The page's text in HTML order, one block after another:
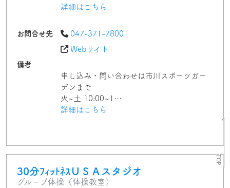
詳細はこちら
お問合せ先
047-371-7800
Webサイト
備考
申し込み・問い合わせは市川スポーツガー
デンまで
火~土 10:00~1…
詳細はこちら
30分ﾌｨｯﾄﾈｽＵＳＡスタジオ
グループ体操（体操教室）